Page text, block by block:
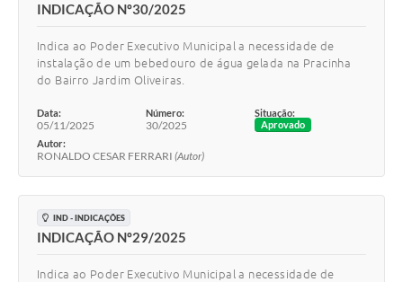
INDICAÇÃO Nº30/2025
Indica ao Poder Executivo Municipal a necessidade de
instalação de um bebedouro de água gelada na Pracinha
do Bairro Jardim Oliveiras.
Data:
05/11/2025
Número:
30/2025
Situação:
Aprovado
Autor:
RONALDO CESAR FERRARI (Autor)
IND - INDICAÇÕES
INDICAÇÃO Nº29/2025
Indica ao Poder Executivo Municipal a necessidade de